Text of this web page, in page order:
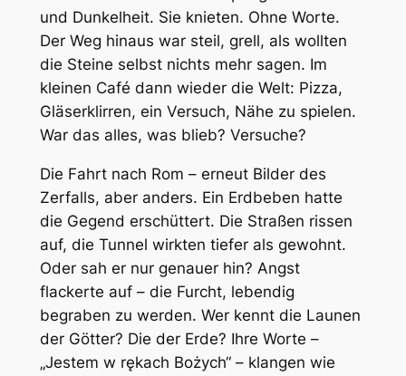
und Dunkelheit. Sie knieten. Ohne Worte.
Der Weg hinaus war steil, grell, als wollten
die Steine selbst nichts mehr sagen. Im
kleinen Café dann wieder die Welt: Pizza,
Gläserklirren, ein Versuch, Nähe zu spielen.
War das alles, was blieb? Versuche?
Die Fahrt nach Rom – erneut Bilder des
Zerfalls, aber anders. Ein Erdbeben hatte
die Gegend erschüttert. Die Straßen rissen
auf, die Tunnel wirkten tiefer als gewohnt.
Oder sah er nur genauer hin? Angst
flackerte auf – die Furcht, lebendig
begraben zu werden. Wer kennt die Launen
der Götter? Die der Erde? Ihre Worte –
„Jestem w rękach Bożych“ – klangen wie